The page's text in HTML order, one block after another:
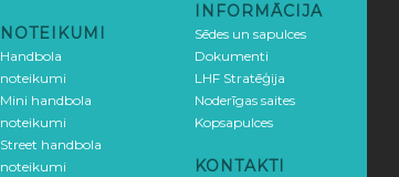
NOTEIKUMI
Handbola
noteikumi
Mini handbola
noteikumi
Street handbola
noteikumi
INFORMĀCIJA
Sēdes un sapulces
Dokumenti
LHF Stratēģija
Noderīgas saites
Kopsapulces
KONTAKTI